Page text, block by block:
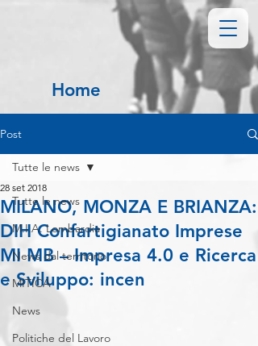
Home
Post
Tutte le news
M.I.A. Lombardia
News dal territorio
MITICA
News
Politiche del Lavoro
Tutte le news
MILANO, MONZA E BRIANZA:
DIH Confartigianato Imprese
MI MB – Impresa 4.0 e Ricerca
e Sviluppo: incen
28 set 2018